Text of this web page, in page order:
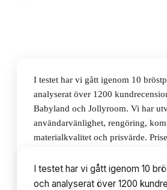
I testet har vi gått igenom 10
analyserat över 1200
Babyland och Jollyroom. Vi har
användarvänlighet, rengöring,
materialkvalitet och prisvärde.
Innehållsförteckning
I testet har vi gått igenom 10
och analyserat över 1200